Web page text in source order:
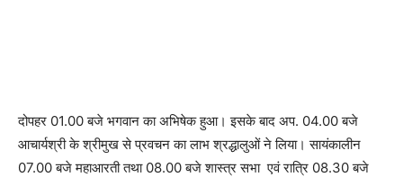
दोपहर 01.00 बजे भगवान का अभिषेक हुआ। इसके बाद अप. 04.00 बजे
आचार्यश्री के श्रीमुख से प्रवचन का लाभ श्रद्धालुओं ने लिया। सायंकालीन
07.00 बजे महाआरती तथा 08.00 बजे शास्त्र सभा एवं रात्रि 08.30 बजे